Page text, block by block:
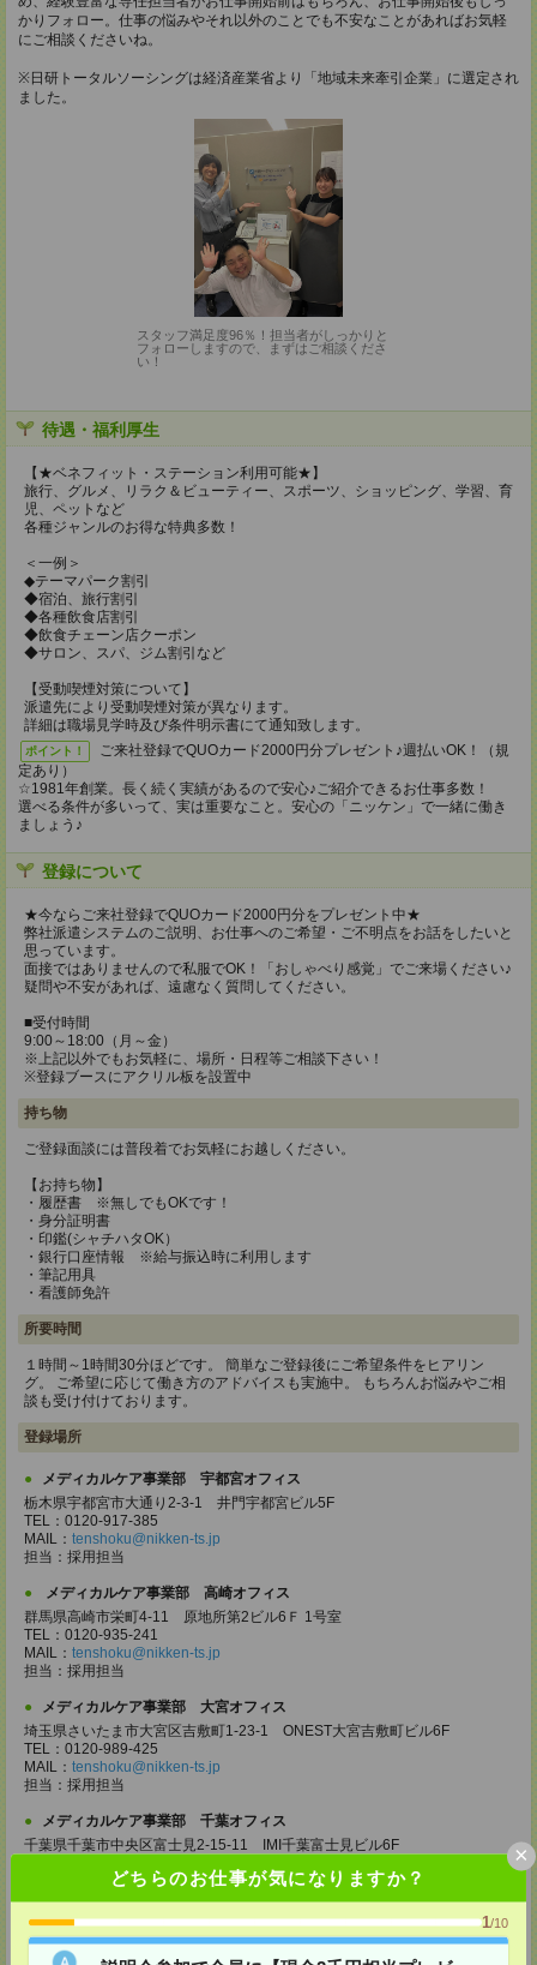
どちらのお仕事が気になりますか？
1/10
×
かりフォロー。仕事の悩みやそれ以外のことでも不安なことがあればお気軽
にご相談くださいね。
※日研トータルソーシングは経済産業省より「地域未来牽引企業」に選定され
ました。
スタッフ満足度96％！担当者がしっかりと
フォローしますので、まずはご相談くださ
い！
待遇・福利厚生
【★ベネフィット・ステーション利用可能★】
旅行、グルメ、リラク＆ビューティー、スポーツ、ショッピング、学習、育
児、ペットなど
各種ジャンルのお得な特典多数！
＜一例＞
◆テーマパーク割引
◆宿泊、旅行割引
◆各種飲食店割引
◆飲食チェーン店クーポン
◆サロン、スパ、ジム割引など
【受動喫煙対策について】
派遣先により受動喫煙対策が異なります。
詳細は職場見学時及び条件明示書にて通知致します。
ポイント！
ご来社登録でQUOカード2000円分プレゼント♪週払いOK！（規
定あり）
☆1981年創業。長く続く実績があるので安心♪ご紹介できるお仕事多数！
選べる条件が多いって、実は重要なこと。安心の「ニッケン」で一緒に働き
ましょう♪
登録について
★今ならご来社登録でQUOカード2000円分をプレゼント中★
弊社派遣システムのご説明、お仕事へのご希望・ご不明点をお話をしたいと
思っています。
面接ではありませんので私服でOK！「おしゃべり感覚」でご来場ください♪
疑問や不安があれば、遠慮なく質問してください。
■受付時間
9:00～18:00（月～金）
※上記以外でもお気軽に、場所・日程等ご相談下さい！
※登録ブースにアクリル板を設置中
持ち物
ご登録面談には普段着でお気軽にお越しください。
【お持ち物】
・履歴書 ※無しでもOKです！
・身分証明書
・印鑑(シャチハタOK）
・銀行口座情報 ※給与振込時に利用します
・筆記用具
・看護師免許
所要時間
１時間～1時間30分ほどです。 簡単なご登録後にご希望条件をヒアリン
グ。 ご希望に応じて働き方のアドバイスも実施中。 もちろんお悩みやご相
談も受け付けております。
登録場所
メディカルケア事業部 宇都宮オフィス
栃木県宇都宮市大通り2-3-1 井門宇都宮ビル5F
TEL：0120-917-385
MAIL： tenshoku@nikken-ts.jp
担当：採用担当
メディカルケア事業部 高崎オフィス
群馬県高崎市栄町4-11 原地所第2ビル6Ｆ 1号室
TEL：0120-935-241
MAIL： tenshoku@nikken-ts.jp
担当：採用担当
メディカルケア事業部 大宮オフィス
埼玉県さいたま市大宮区吉敷町1-23-1 ONEST大宮吉敷町ビル6F
TEL：0120-989-425
MAIL： tenshoku@nikken-ts.jp
担当：採用担当
メディカルケア事業部 千葉オフィス
千葉県千葉市中央区富士見2-15-11 IMI千葉富士見ビル6F
tenshoku@nikken-ts.jp
担当：採用担当
メディカルケア事業部 柏オフィス
千葉県柏市末広町5-19 第12関口ビル7F 705号室